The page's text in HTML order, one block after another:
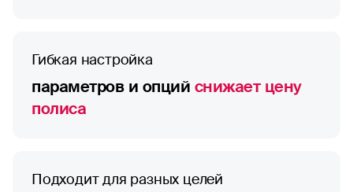
Гибкая настройка
параметров и опций снижает цену
полиса
Подходит для разных целей